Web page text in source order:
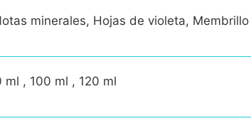
minerales, Hojas de violeta, Membrillo
, 100 ml , 120 ml